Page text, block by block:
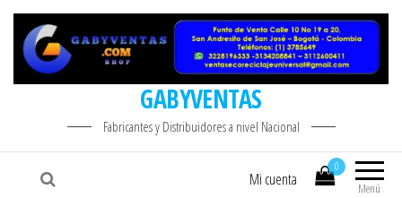
GABYVENTAS
Fabricantes y Distribuidores a nivel Nacional
Menú
0
Mi cuenta